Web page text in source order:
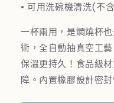
• 可用洗碗機清洗(不
一杯兩用，是燜燒杯
術，全自動抽真空工
保溫更持久！食品級
障。內置橡膠設計密